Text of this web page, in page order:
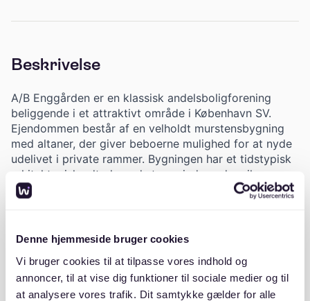
Denne hjemmeside bruger cookies
Vi bruger cookies til at tilpasse vores indhold og
annoncer, til at vise dig funktioner til sociale medier og til
at analysere vores trafik. Dit samtykke gælder for alle
Beskrivelse
A/B Enggården er en klassisk andelsboligforening
beliggende i et attraktivt område i København SV.
Ejendommen består af en velholdt murstensbygning
med altaner, der giver beboerne mulighed for at nyde
udelivet i private rammer. Bygningen har et tidstypisk
arkitektonisk udtryk med store vinduer, der sikrer
masser af naturligt lys i boligerne. Foreningen har
indkøbsmuligheder og rekreative områder. Området er
tæt på byen, men stadig i et roligt og hyggeligt
kvarter.